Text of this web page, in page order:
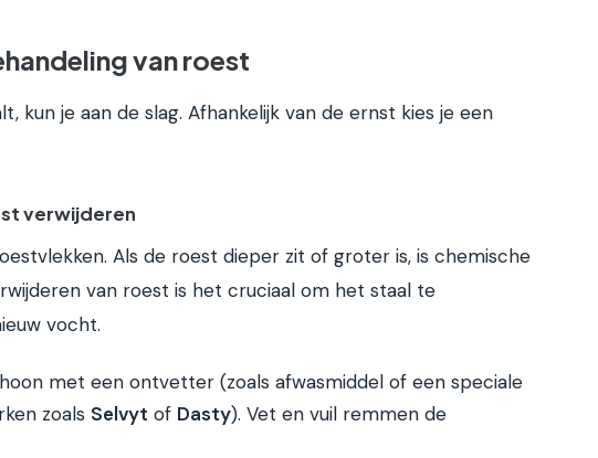
van roest
kun je aan de slag. Afhankelijk van de ernst kies je een
verwijderen
Als de roest dieper zit of groter is, is chemische
van roest is het cruciaal om het staal te
vocht.
met een ontvetter (zoals afwasmiddel of een speciale
zoals Selvyt of Dasty). Vet en vuil remmen de